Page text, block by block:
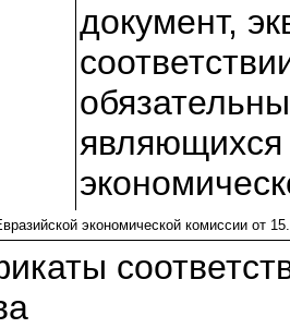
документ,
являющихся
экономической комиссии от